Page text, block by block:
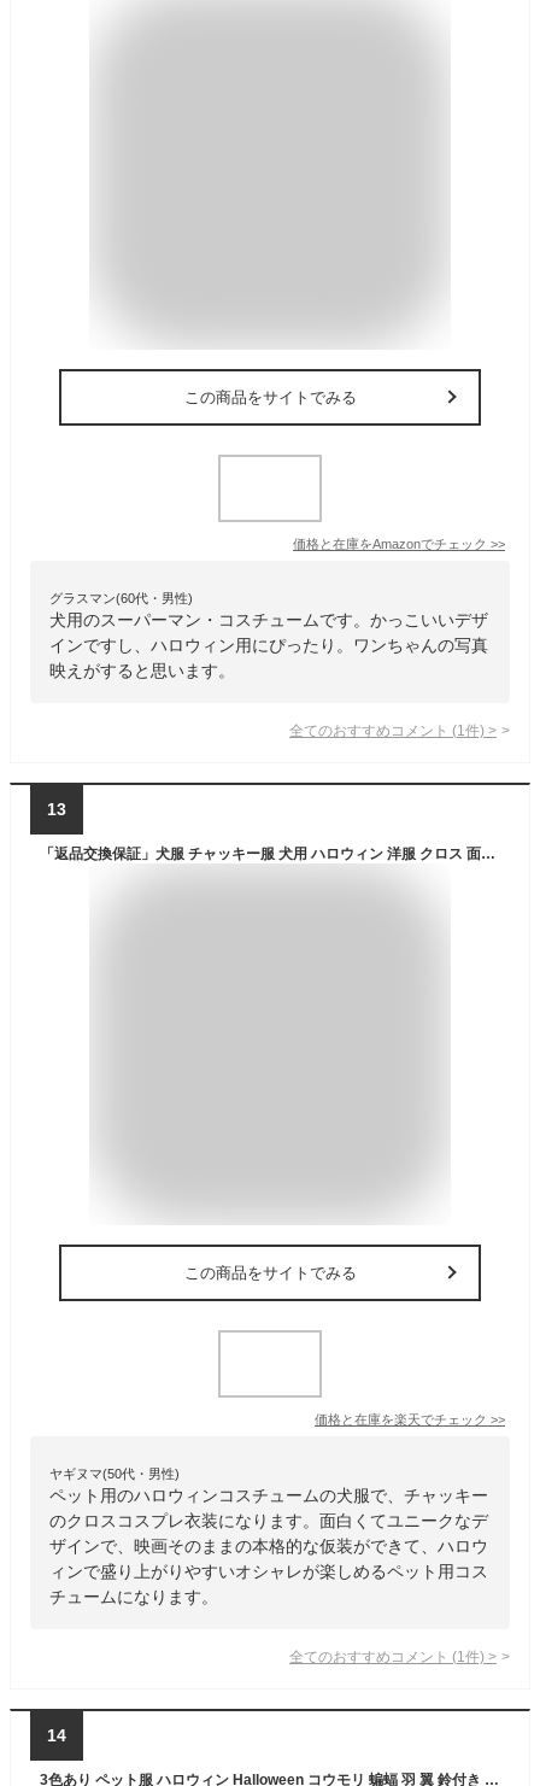
この商品をサイトでみる
価格と在庫をAmazonでチェック >>
グラスマン(60代・男性)
犬用のスーパーマン・コスチュームです。かっこいいデザ
インですし、ハロウィン用にぴったり。ワンちゃんの写真
映えがすると思います。
全てのおすすめコメント (1 件) >
13
「返品交換保証」犬服 チャッキー服 犬用 ハロウィン 洋服 クロス 面白い ウケる 犬の服 クリスマス かわいい 面白い コスプレ 爆笑 変装 ドッグクローズ ドッグウェア 送料無料
この商品をサイトでみる
価格と在庫を楽天でチェック >>
ヤギヌマ(50代・男性)
ペット用のハロウィンコスチュームの犬服で、チャッキー
のクロスコスプレ衣装になります。面白くてユニークなデ
ザインで、映画そのままの本格的な仮装ができて、ハロウ
ィンで盛り上がりやすいオシャレが楽しめるペット用コス
チュームになります。
全てのおすすめコメント (1 件) >
14
3色あり ペット服 ハロウィン Halloween コウモリ 蝙蝠 羽 翼 鈴付き ベル マジクタイプ 着ぐるみ 可愛い 犬猫ハット ペット用コスプレ 着脱簡単 犬 猫 キュート キャットウェア ドッグウェア 面白い 撮影道具 おしゃれ 着せ替え 変身グッズ ペット用品 パーティー 海外通販